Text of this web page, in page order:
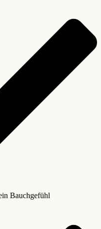
Bauchgefühl